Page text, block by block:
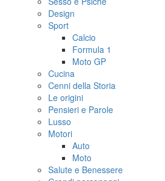
Design
Sport
Calcio
Formula 1
Moto GP
Cucina
Cenni della Storia
Le origini
Pensieri e Parole
Lusso
Motori
Auto
Moto
Salute e Benessere